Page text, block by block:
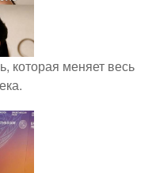
которая меняет весь